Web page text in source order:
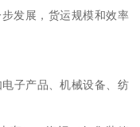
发展，货运规模和效率
子产品、机械设备、纺